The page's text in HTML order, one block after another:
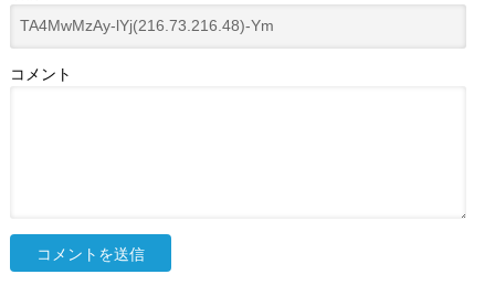
コメント